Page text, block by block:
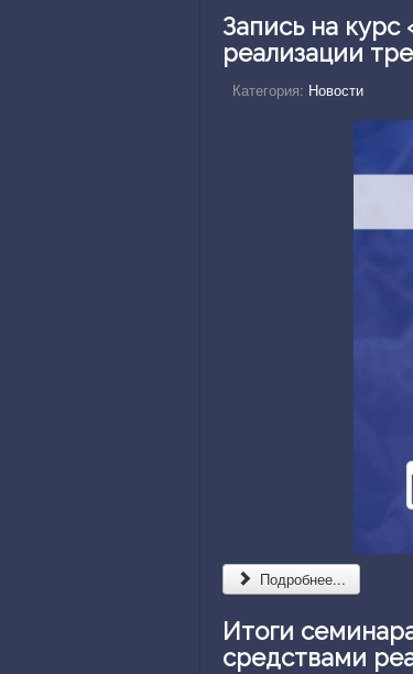
Запись на
реализации
Категория: Новости
Подробнее...
Итоги
средствами